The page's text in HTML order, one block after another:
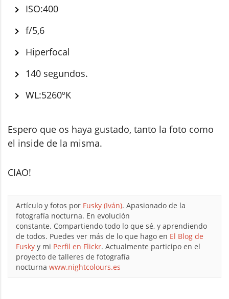
ISO:400
f/5,6
Hiperfocal
140 segundos.
WL:5260ºK
Espero que os haya gustado, tanto la foto como
el inside de la misma.
CIAO!
Artículo y fotos por Fusky (Iván). Apasionado de la
fotografía nocturna. En evolución
constante. Compartiendo todo lo que sé, y aprendiendo
de todos. Puedes ver más de lo que hago en El Blog de
Fusky y mi Perfil en Flickr. Actualmente participo en el
proyecto de talleres de fotografía
nocturna www.nightcolours.es